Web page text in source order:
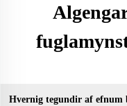
Hvernig tegundir af efnum